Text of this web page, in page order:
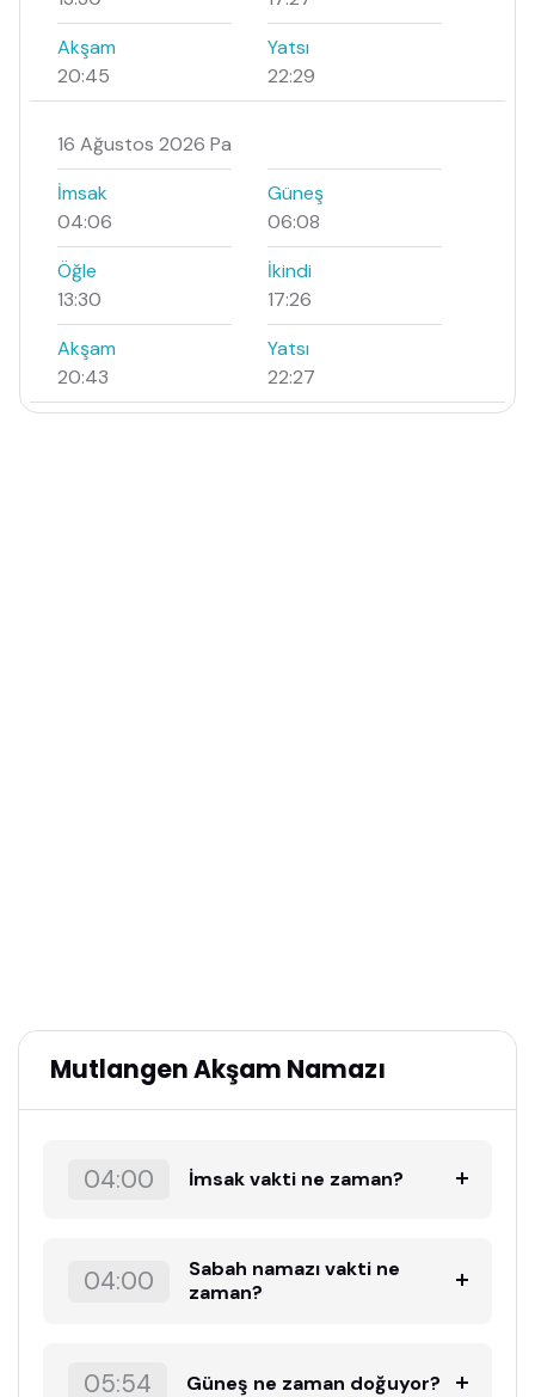
Akşam
20:45
Yatsı
22:29
16 Ağustos 2026 Pa
İmsak
04:06
Güneş
06:08
Öğle
13:30
İkindi
17:26
Akşam
20:43
Yatsı
22:27
Mutlangen Akşam Namazı
04:00 İmsak vakti ne zaman?
04:00
Sabah namazı vakti ne
zaman?
05:54 Güneş ne zaman doğuyor?